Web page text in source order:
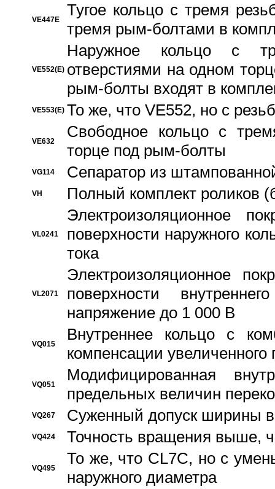
VE447E
Тугое кольцо с тремя
тремя рым-болтами в
VE552(E)
Наружное кольцо с
отверстиями на одном
рым-болты входят в
VE553(E) То же, что VE552, но с
VE632
Свободное кольцо с
торце под рым-болты
VG114 Сепаратор из
VH Полный комплект роликов
VL0241
Электроизоляционное
поверхности наружного
тока
VL2071
Электроизоляционное
поверхности
напряжение до 1 000 В
VQ015
Bнутреннее кольцо с
компенсации увеличенного
VQ051
Модифицированная
предельных величин
VQ267 Суженный допуск ширины
VQ424 Точность вращения выше,
VQ495
То же, что CL7C, но с
наружного диаметра